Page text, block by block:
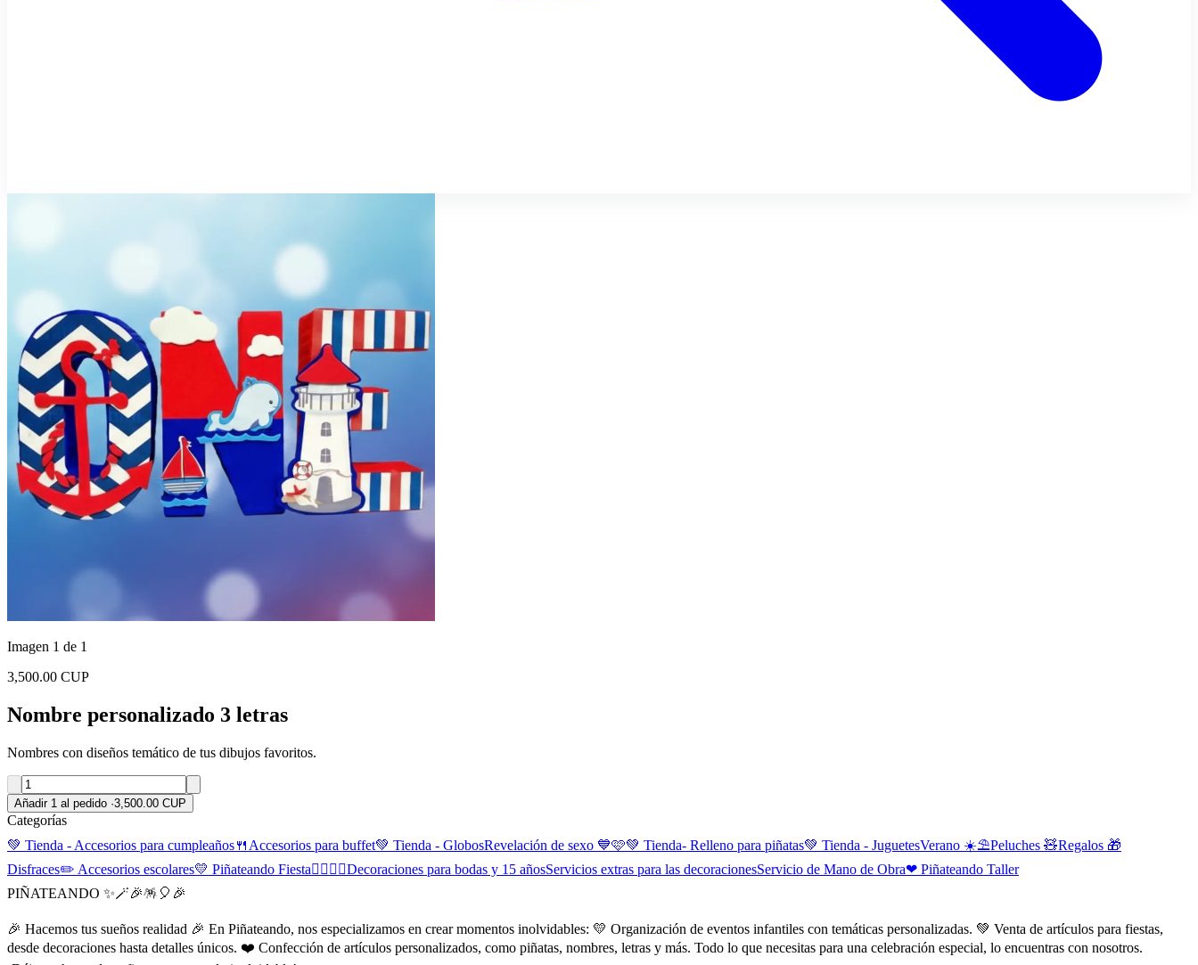
Imagen 1 de 1
3,500.00 CUP
Nombre personalizado 3 letras
Nombres con diseños temático de tus dibujos favoritos.
Añadir 1 al pedido ·3,500.00 CUP
Categorías
💚 Tienda - Accesorios para cumpleaños🍴Accesorios para buffet💚 Tienda - GlobosRevelación de sexo 💙🩷💚 Tienda- Relleno para piñatas💚 Tienda - JuguetesVerano ☀️⛱️Peluches 🧸Regalos 🎁
Disfraces✏️ Accesorios escolares💛 Piñateando Fiesta👰‍♀️🤵‍♂️Decoraciones para bodas y 15 añosServicios extras para las decoracionesServicio de Mano de Obra❤ Piñateando Taller
PIÑATEANDO ✨🪄🎉🪅🎈🎉
🎉 Hacemos tus sueños realidad 🎉 En Piñateando, nos especializamos en crear momentos inolvidables: 💛 Organización de eventos infantiles con temáticas personalizadas. 💚 Venta de artículos para fiestas,
desde decoraciones hasta detalles únicos. ❤️ Confección de artículos personalizados, como piñatas, nombres, letras y más. Todo lo que necesitas para una celebración especial, lo encuentras con nosotros.